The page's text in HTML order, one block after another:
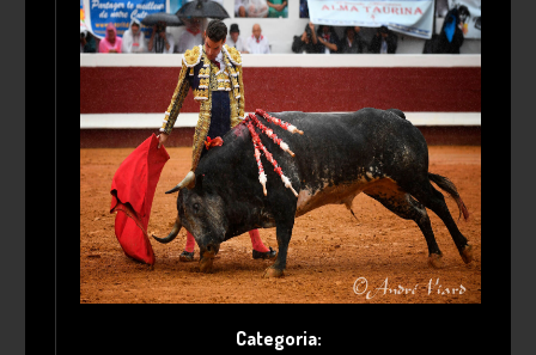
Categoria: